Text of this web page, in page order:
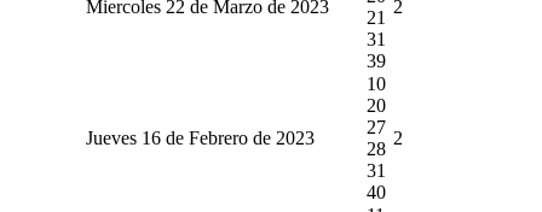
Miercoles 22 de Marzo de 2023
21
31
39
2
Jueves 16 de Febrero de 2023
10
20
27
28
31
40
2